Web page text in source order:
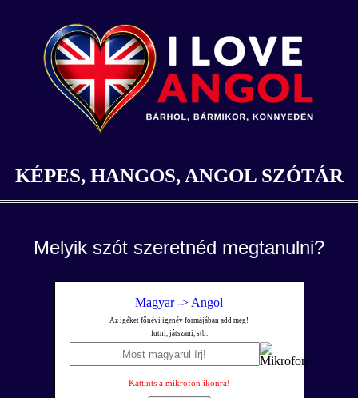
KÉPES, HANGOS, ANGOL SZÓTÁR
Melyik szót szeretnéd megtanulni?
Magyar -> Angol
Az igéket főnévi igenév formájában add meg!
futni, játszani, stb.
Kattints a mikrofon ikonra!